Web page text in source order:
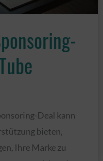
Deal kann
bieten,
Ihre Marke zu